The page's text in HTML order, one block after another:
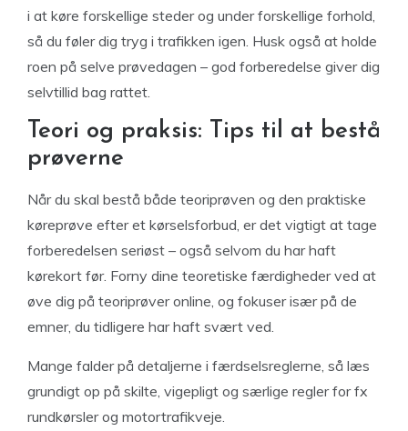
i at køre forskellige steder og under forskellige forhold,
så du føler dig tryg i trafikken igen. Husk også at holde
roen på selve prøvedagen – god forberedelse giver dig
selvtillid bag rattet.
Teori og praksis: Tips til at bestå
prøverne
Når du skal bestå både teoriprøven og den praktiske
køreprøve efter et kørselsforbud, er det vigtigt at tage
forberedelsen seriøst – også selvom du har haft
kørekort før. Forny dine teoretiske færdigheder ved at
øve dig på teoriprøver online, og fokuser især på de
emner, du tidligere har haft svært ved.
Mange falder på detaljerne i færdselsreglerne, så læs
grundigt op på skilte, vigepligt og særlige regler for fx
rundkørsler og motortrafikveje.